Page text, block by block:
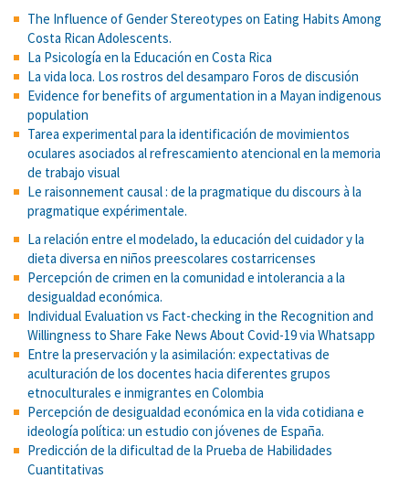
The Influence of Gender Stereotypes on Eating Habits Among
Costa Rican Adolescents.
La Psicología en la Educación en Costa Rica
La vida loca. Los rostros del desamparo Foros de discusión
Evidence for benefits of argumentation in a Mayan indigenous
population
Tarea experimental para la identificación de movimientos
oculares asociados al refrescamiento atencional en la memoria
de trabajo visual
Le raisonnement causal : de la pragmatique du discours à la
pragmatique expérimentale.
La relación entre el modelado, la educación del cuidador y la
dieta diversa en niños preescolares costarricenses
Percepción de crimen en la comunidad e intolerancia a la
desigualdad económica.
Individual Evaluation vs Fact-checking in the Recognition and
Willingness to Share Fake News About Covid-19 via Whatsapp
Entre la preservación y la asimilación: expectativas de
aculturación de los docentes hacia diferentes grupos
etnoculturales e inmigrantes en Colombia
Percepción de desigualdad económica en la vida cotidiana e
ideología política: un estudio con jóvenes de España.
Predicción de la dificultad de la Prueba de Habilidades
Cuantitativas